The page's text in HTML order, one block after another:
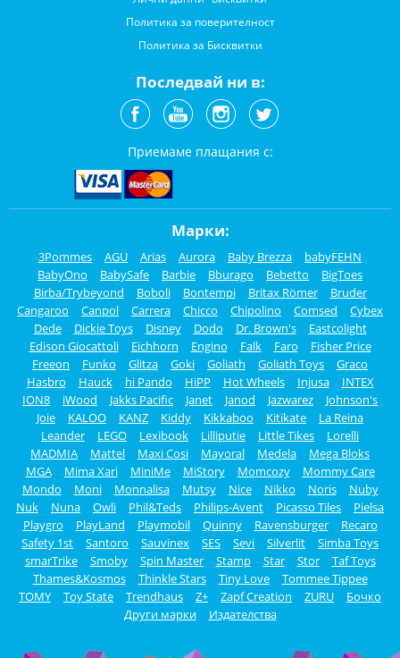
Политика за поверителност
Политика за Бисквитки
Последвай ни в:
Приемаме плащания с:
Марки:
3Pommes AGU Arias Aurora Baby Brezza
babyFEHN
BabyOno
BabySafe Barbie Bburago Bebetto
BigToes
Birba/Trybeyond
Boboli Bontempi Britax Römer
Bruder
Cangaroo
Canpol Carrera Chicco Chipolino Comsed
Cybex
Dede
Dickie Toys Disney Dodo Dr. Brown's
Eastcolight
Edison Giocattoli
Eichhorn Engino Falk Faro
Fisher Price
Freeon
Funko Glitza Goki Goliath Goliath Toys
Graco
Hasbro
Hauck hi Pando HiPP Hot Wheels Injusa
INTEX
ION8
iWood Jakks Pacific Janet Janod Jazwarez
Johnson's
Joie
KALOO KANZ Kiddy Kikkaboo Kitikate
La Reina
Leander
LEGO Lexibook Lilliputie Little Tikes
Lorelli
MADMIA
Mattel Maxi Cosi Mayoral Medela
Mega Bloks
MGA
Mima Xari MiniMe MiStory Momcozy
Mommy Care
Mondo
Moni Monnalisa Mutsy Nice Nikko Noris
Nuby
Nuk
Nuna Owli Phil&Teds Philips-Avent Picasso Tiles
Pielsa
Playgro
PlayLand Playmobil Quinny Ravensburger
Recaro
Safety 1st
Santoro Sauvinex SES Sevi Silverlit
Simba Toys
smarTrike
Smoby Spin Master Stamp Star Stor
Taf Toys
Thames&Kosmos
Thinkle Stars Tiny Love
Tommee Tippee
TOMY
Toy State Trendhaus Z+ Zapf Creation ZURU
Бочко
Други марки
Издателства